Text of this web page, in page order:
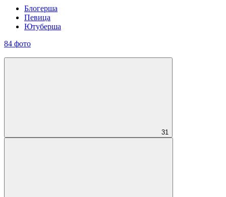
Блогерша
Певица
Ютуберша
84 фото
31